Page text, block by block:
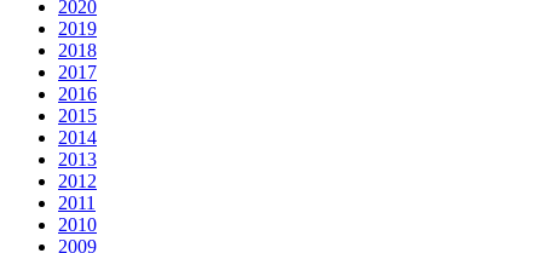
2020
2019
2018
2017
2016
2015
2014
2013
2012
2011
2010
2009